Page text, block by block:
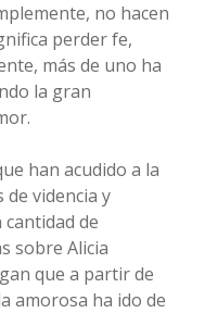
no hacen
perder fe,
más de uno ha
la gran
han acudido a la
videncia y
de
sobre Alicia
que a partir de
amorosa ha ido de